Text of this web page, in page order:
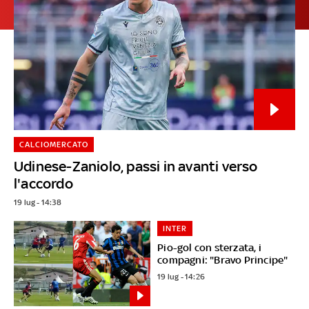
Udinese-Zaniolo, passi in avanti verso
l'accordo
CALCIOMERCATO
19 lug - 14:38
Pio-gol con sterzata, i
compagni: "Bravo Principe"
INTER
19 lug - 14:26